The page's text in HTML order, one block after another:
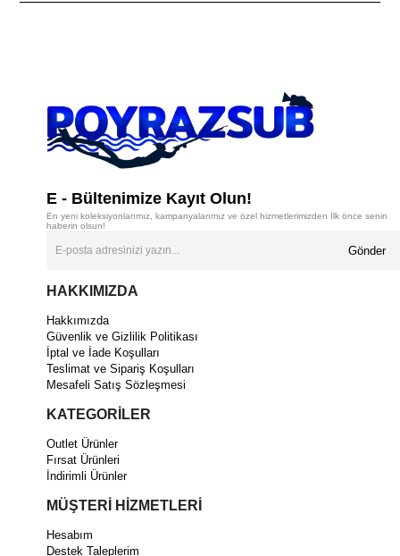
E - Bültenimize Kayıt Olun!
En yeni koleksiyonlarımız, kampanyalarımız ve özel hizmetlerimizden İlk önce senin
haberin olsun!
Gönder
HAKKIMIZDA
Hakkımızda
Güvenlik ve Gizlilik Politikası
İptal ve İade Koşulları
Teslimat ve Sipariş Koşulları
Mesafeli Satış Sözleşmesi
KATEGORİLER
Outlet Ürünler
Fırsat Ürünleri
İndirimli Ürünler
MÜŞTERİ HİZMETLERİ
Hesabım
Destek Taleplerim